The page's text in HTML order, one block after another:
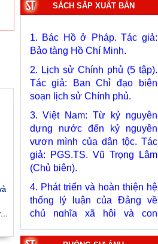
Tác giả: PGS.TS. Nguyễn Trường Lịch
SÁCH SẮP XUẤT BẢN
1. Bác Hồ ở Pháp. Tác giả:
Bảo tàng Hồ Chí Minh.
2. Lịch sử Chính phủ (5 tập).
Tác giả: Ban Chỉ đạo biên
soạn lịch sử Chính phủ.
3. Việt Nam: Từ kỷ nguyên
dựng nước đến kỷ nguyên
vươn mình của dân tộc. Tác
giả: PGS.TS. Vũ Trọng Lâm
(Chủ biên).
4. Phát triển và hoàn thiện hệ
thống lý luận của Đảng về
chủ nghĩa xã hội và con
đường đi lên chủ nghĩa xã hội
ở Việt Nam qua 40 năm đổi
mới tiến tới Đại hội đại biểu